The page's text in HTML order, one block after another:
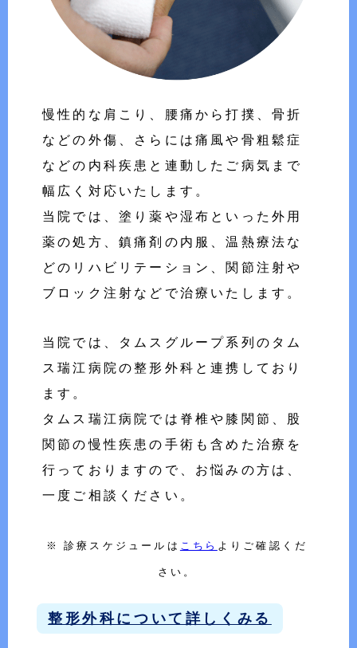
慢性的な肩こり、腰痛から打撲、骨折
などの外傷、さらには痛風や骨粗鬆症
などの内科疾患と連動したご病気まで
幅広く対応いたします。
当院では、塗り薬や湿布といった外用
薬の処方、鎮痛剤の内服、温熱療法な
どのリハビリテーション、関節注射や
ブロック注射などで治療いたします。
当院では、タムスグループ系列のタム
ス瑞江病院の整形外科と連携しており
ます。
タムス瑞江病院では脊椎や膝関節、股
関節の慢性疾患の手術も含めた治療を
行っておりますので、お悩みの方は、
一度ご相談ください。
※ 診療スケジュールは こちら よりご確認くだ
さい。
整形外科について詳しくみる